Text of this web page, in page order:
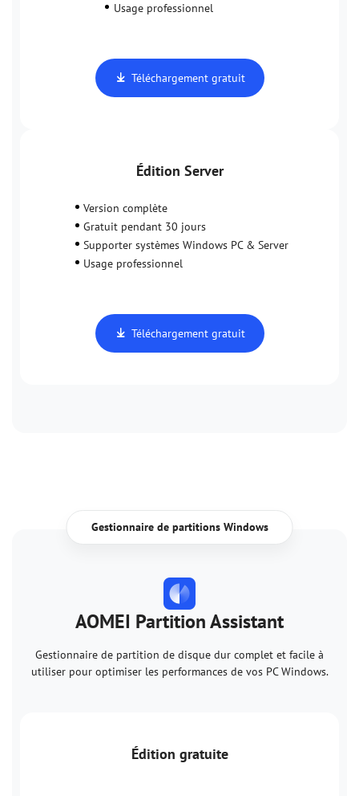
Usage professionnel
Téléchargement gratuit
Édition Server
Version complète
Gratuit pendant 30 jours
Supporter systèmes Windows PC & Server
Usage professionnel
Téléchargement gratuit
Gestionnaire de partitions Windows
AOMEI Partition Assistant
Gestionnaire de partition de disque dur complet et facile à
utiliser pour optimiser les performances de vos PC Windows.
Édition gratuite